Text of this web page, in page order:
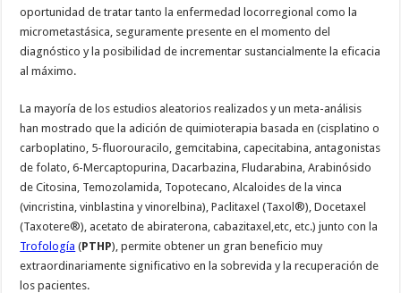
oportunidad de tratar tanto la enfermedad locorregional como la
micrometastásica, seguramente presente en el momento del
diagnóstico y la posibilidad de incrementar sustancialmente la eficacia
al máximo.
La mayoría de los estudios aleatorios realizados y un meta-análisis
han mostrado que la adición de quimioterapia basada en (cisplatino o
carboplatino, 5-fluorouracilo, gemcitabina, capecitabina, antagonistas
de folato, 6-Mercaptopurina, Dacarbazina, Fludarabina, Arabinósido
de Citosina, Temozolamida, Topotecano, Alcaloides de la vinca
(vincristina, vinblastina y vinorelbina), Paclitaxel (Taxol®), Docetaxel
(Taxotere®), acetato de abiraterona, cabazitaxel,etc, etc.) junto con la
Trofología (PTHP), permite obtener un gran beneficio muy
extraordinariamente significativo en la sobrevida y la recuperación de
los pacientes.